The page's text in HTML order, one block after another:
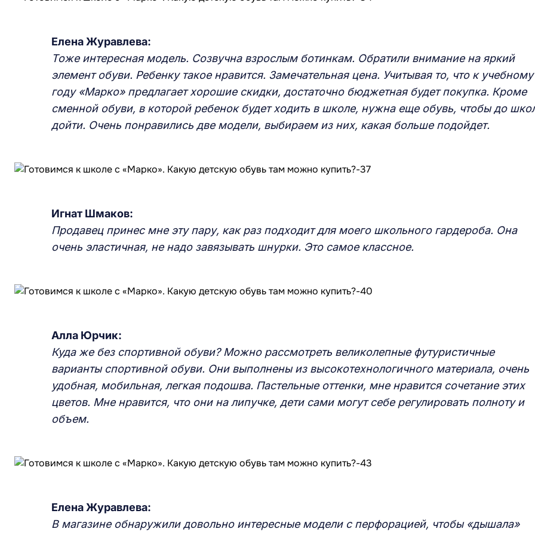
Елена Журавлева:
Тоже интересная модель. Созвучна взрослым ботинкам. Обратили внимание на яркий
элемент обуви. Ребенку такое нравится. Замечательная цена. Учитывая то, что к учебному
году «Марко» предлагает хорошие скидки, достаточно бюджетная будет покупка. Кроме
сменной обуви, в которой ребенок будет ходить в школе, нужна еще обувь, чтобы до
дойти. Очень понравились две модели, выбираем из них, какая больше подойдет.
Игнат Шмаков:
Продавец принес мне эту пару, как раз подходит для моего школьного гардероба. Она
очень эластичная, не надо завязывать шнурки. Это самое классное.
Алла Юрчик:
Куда же без спортивной обуви? Можно рассмотреть великолепные футуристичные
варианты спортивной обуви. Они выполнены из высокотехнологичного материала, очень
удобная, мобильная, легкая подошва. Пастельные оттенки, мне нравится сочетание этих
цветов. Мне нравится, что они на липучке, дети сами могут себе регулировать полноту и
объем.
Елена Журавлева:
В магазине обнаружили довольно интересные модели с перфорацией, чтобы «дышала»